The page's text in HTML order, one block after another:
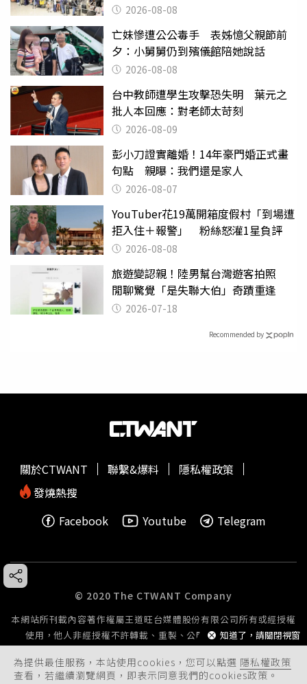
2026-08-08
亡妹慘遭公公毒手 表姊憶父親節前
夕：小舅舅仍到殯儀館陪她說話
2026-08-08
台中教師遭學生攻擊恐失明 葉元之
批人本回應：對老師太苛刻
2026-08-09
彭小刀證實離婚！14年豪門婚正式畫
句點 親曝：我們還是家人
2026-08-07
YouTuber花19萬開箱度假村「到場遭
拒入住＋報警」 粉絲怒灌1星負評
2026-08-08
旅遊變認親！陸男幫台灣遊客拍照
閒聊驚覺「是失聯大伯」奇蹟重逢
2026-07-18
Recommended by
為提供最佳服務，本站使用cookies，您可以點選 隱私權政策
查看，若繼續瀏覽網頁，即表示同意我們的cookies政策。
知道了，請關閉視窗
關於CTWANT 聯繫&爆料
隱私權政策
發燒熱搜
Facebook
Youtube Telegram
© 2020 The CTWANT Company
本網站所刊載內容著作權屬王道旺台媒體股份有限公司所有或經授權
使用，他人非經授權不許轉載、重製、公開播送或公開傳輸。